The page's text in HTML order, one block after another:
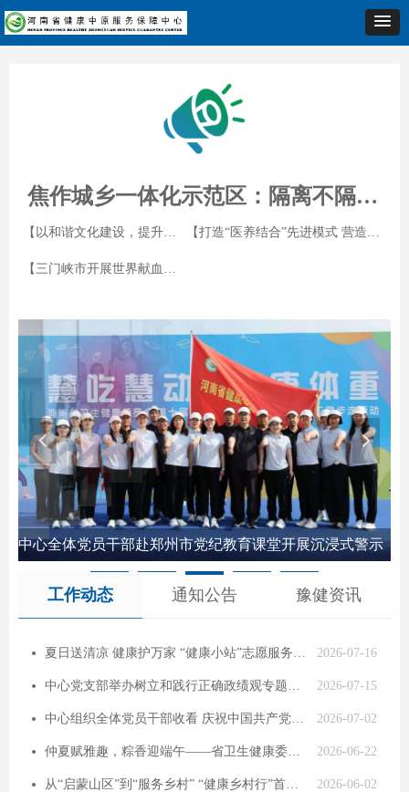
焦作城乡一体化示范区：隔离不隔爱 “五心”显真情
【以和谐文化建设，提升乡镇卫生院软实力】 【打造“医养结合”先进模式 营造濮阳老人幸福港湾】
【三门峡市开展世界献血者日主题活动】
中心全体党员干部赴郑州市党纪教育课堂开展沉浸式警示
넳 넲
工作动态 通知公告 豫健资讯
2026-07-16
넸 夏日送清凉 健康护万家 “健康小站”志愿服务活动走进灵宝
2026-07-15
넸 中心党支部举办树立和践行正确政绩观专题党课
2026-07-02
넸 中心组织全体党员干部收看 庆祝中国共产党成立 105 周年大会
2026-06-22
넸 仲夏赋雅趣，粽香迎端午——省卫生健康委举办“我们的节日·端午”主题文化活动
2026-06-02
넸 从“启蒙山区”到“服务乡村” “健康乡村行”首站走进西华县王桥村